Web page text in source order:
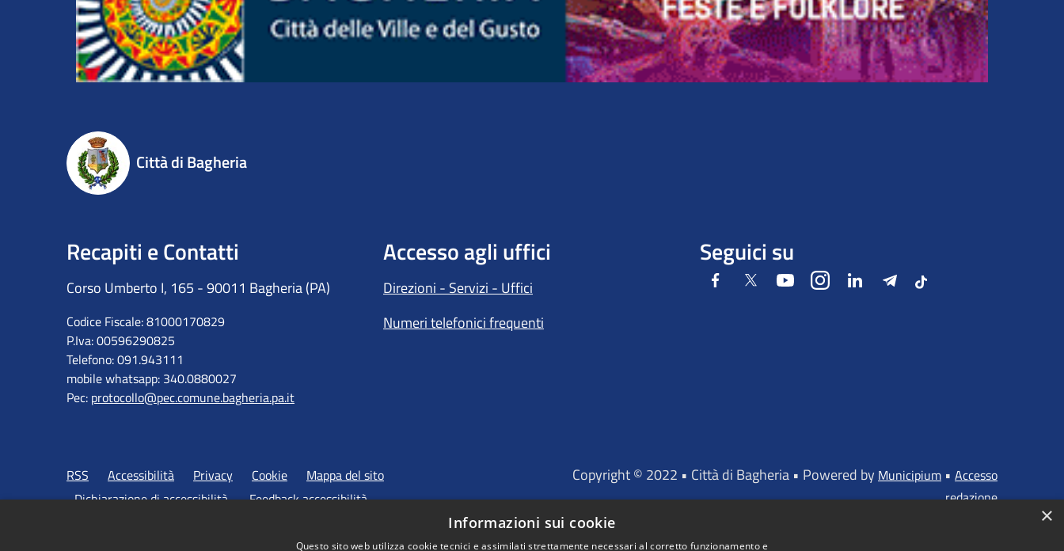
Città di Bagheria
Recapiti e Contatti
Corso Umberto I, 165 - 90011 Bagheria (PA)
Codice Fiscale: 81000170829
P.Iva: 00596290825
Telefono: 091.943111
mobile whatsapp: 340.0880027
Pec: protocollo@pec.comune.bagheria.pa.it
Accesso agli uffici
Direzioni - Servizi - Uffici
Numeri telefonici frequenti
Seguici su
FacebookTwitter YoutubeInstagramLinkedIn Telegram
Tiktok
RSS Accessibilità Privacy Cookie
Mappa del sito
Dichiarazione di accessibilità
Feedback accessibilità
Copyright © 2022 • Città di Bagheria • Powered by Municipium • Accesso
redazione
×
Informazioni sui cookie
Questo sito web utilizza cookie tecnici e assimilati strettamente necessari al corretto funzionamento e